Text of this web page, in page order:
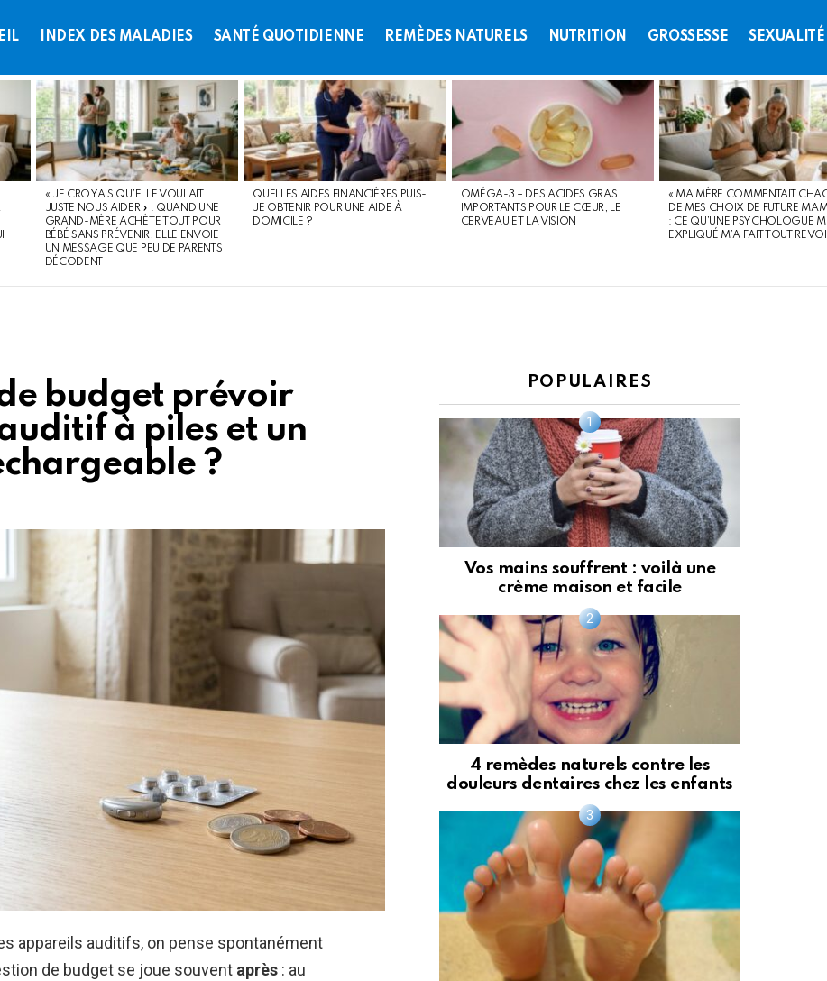
INDEX DES MALADIES SANTÉ QUOTIDIENNE REMÈDES NATURELS NUTRITION GROSSESSE SEXUALITÉ
« JE CROYAIS QU’ELLE VOULAIT
JUSTE NOUS AIDER » : QUAND UNE
GRAND-MÈRE ACHÈTE TOUT POUR
BÉBÉ SANS PRÉVENIR, ELLE ENVOIE
UN MESSAGE QUE PEU DE PARENTS
DÉCODENT
QUELLES AIDES FINANCIÈRES PUIS-
JE OBTENIR POUR UNE AIDE À
DOMICILE ?
OMÉGA-3 – DES ACIDES GRAS
IMPORTANTS POUR LE CŒUR, LE
CERVEAU ET LA VISION
« MA MÈRE COMMENTAIT
DE MES CHOIX DE FUTURE
: CE QU’UNE PSYCHOLOGUE
EXPLIQUÉ M’A FAIT TOUT
budget prévoir
à piles et un
?
appareils auditifs, on pense spontanément
de budget se joue souvent après : au
POPULAIRES
Vos mains souffrent : voilà une
crème maison et facile
4 remèdes naturels contre les
douleurs dentaires chez les enfants